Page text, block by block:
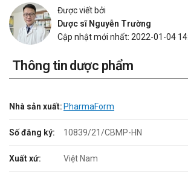
Được viết bởi
Dược sĩ Nguyễn Trường
Cập nhật mới nhất: 2022-01-04
Thông tin dược phẩm
Nhà sản xuất: PharmaForm
Số đăng ký: 10839/21/CBMP-HN
Xuất xứ: Việt Nam